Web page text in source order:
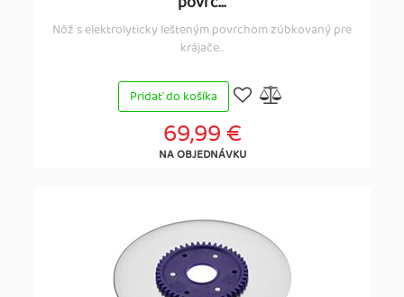
Nôž s elektrolyticky lešteným povrchom zúbkovaný pre
krájače...
Pridať do košíka
69,99 €
NA OBJEDNÁVKU